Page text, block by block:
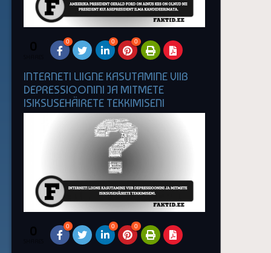
0 0 0 0
INTERNETI LIIGNE KASUTAMINE VIIB
DEPRESSIOONINI JA MITMETE
ISIKSUSEHÄIRETE TEKKIMISENI
0 0 0 0